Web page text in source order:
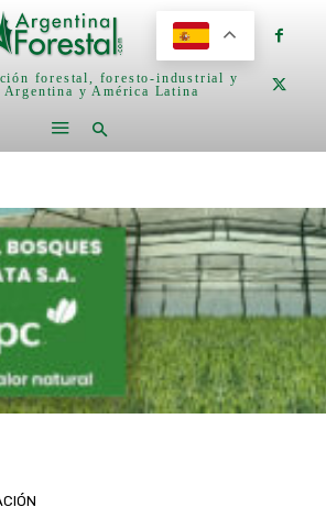
forestal, foresto-industrial y
Argentina y América Latina